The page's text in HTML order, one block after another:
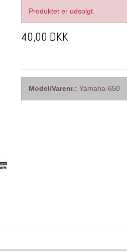
Produktet er udsolgt.
40,00 DKK
Model/Varenr.: Yamaha-650